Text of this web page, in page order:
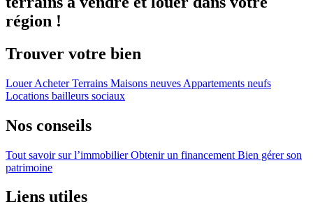
région !
Trouver votre bien
LouerAcheterTerrains Maisons neuves Appartements neufs
Locations bailleurs sociaux
Nos conseils
Tout savoir sur l’immobilierObtenir un financement Bien gérer son
patrimoine
Liens utiles